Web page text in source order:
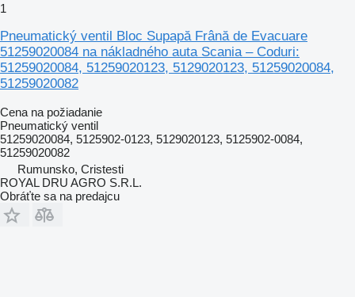
1
Pneumatický ventil Bloc Supapă Frână de Evacuare
51259020084 na nákladného auta Scania – Coduri:
51259020084, 51259020123, 5129020123, 51259020084,
51259020082
Cena na požiadanie
Pneumatický ventil
51259020084, 5125902-0123, 5129020123, 5125902-0084,
51259020082
Rumunsko, Cristesti
ROYAL DRU AGRO S.R.L.
Obráťte sa na predajcu